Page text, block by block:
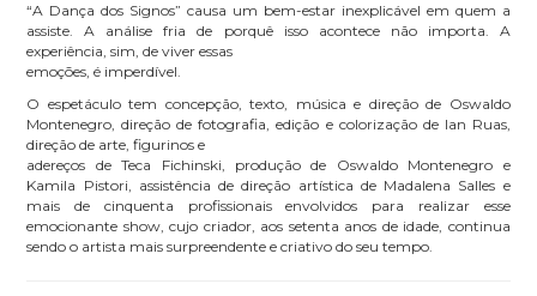
“A Dança dos Signos” causa um bem-estar inexplicável em quem a
assiste. A análise fria de porquê isso acontece não importa. A
experiência, sim, de viver essas
emoções, é imperdível.
O espetáculo tem concepção, texto, música e direção de Oswaldo
Montenegro, direção de fotografia, edição e colorização de Ian Ruas,
direção de arte, figurinos e
adereços de Teca Fichinski, produção de Oswaldo Montenegro e
Kamila Pistori, assistência de direção artística de Madalena Salles e
mais de cinquenta profissionais envolvidos para realizar esse
emocionante show, cujo criador, aos setenta anos de idade, continua
sendo o artista mais surpreendente e criativo do seu tempo.